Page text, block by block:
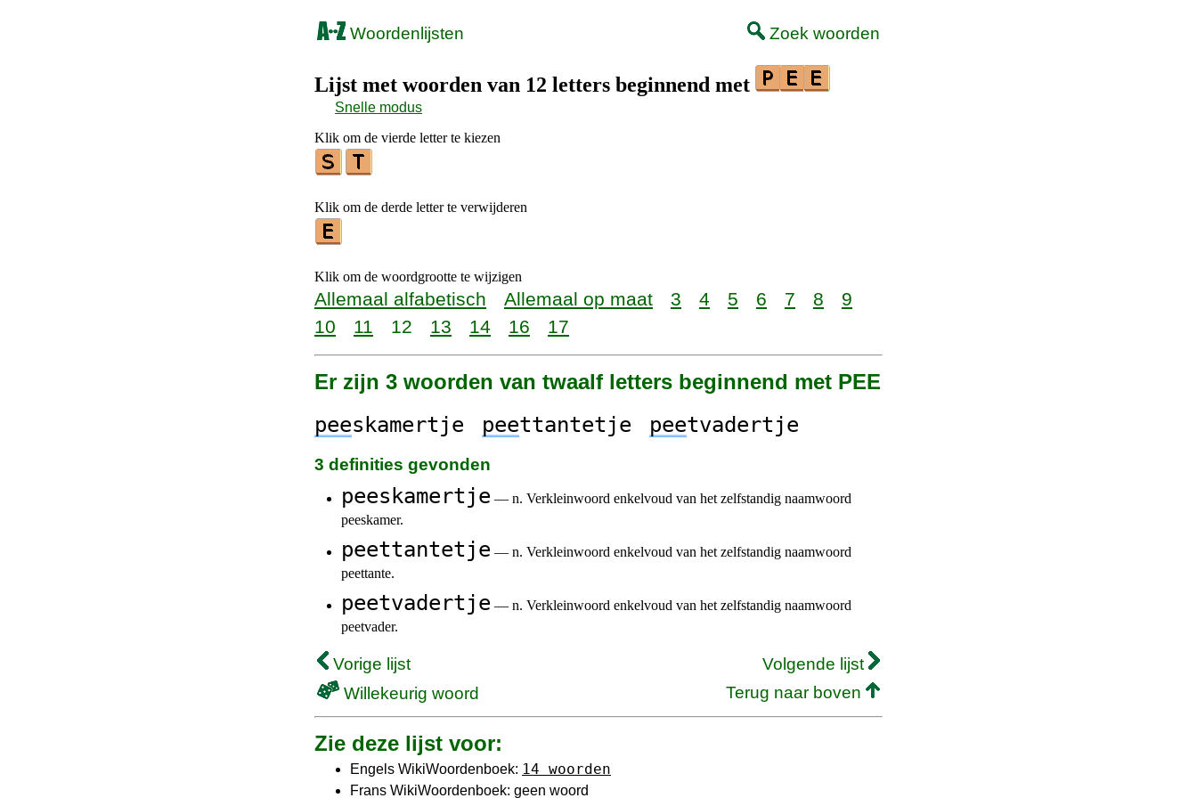
Woordenlijsten Zoek woorden
Lijst met woorden van 12 letters beginnend met
Snelle modus
Klik om de vierde letter te kiezen
Klik om de derde letter te verwijderen
Klik om de woordgrootte te wijzigen
Allemaal alfabetisch Allemaal op maat 3 4 5 6 7 8
9
10
11 12 13 14 16 17
Er zijn 3 woorden van twaalf letters beginnend met PEE
peeskamertje peettantetje peetvadertje
3 definities gevonden
peeskamertje — n. Verkleinwoord enkelvoud van het zelfstandig naamwoord
peeskamer.
peettantetje — n. Verkleinwoord enkelvoud van het zelfstandig naamwoord
peettante.
peetvadertje — n. Verkleinwoord enkelvoud van het zelfstandig naamwoord
peetvader.
Vorige lijst
Volgende lijst
Willekeurig woord
Terug naar boven
Zie deze lijst voor:
Engels WikiWoordenboek: 14 woorden
Frans WikiWoordenboek: geen woord